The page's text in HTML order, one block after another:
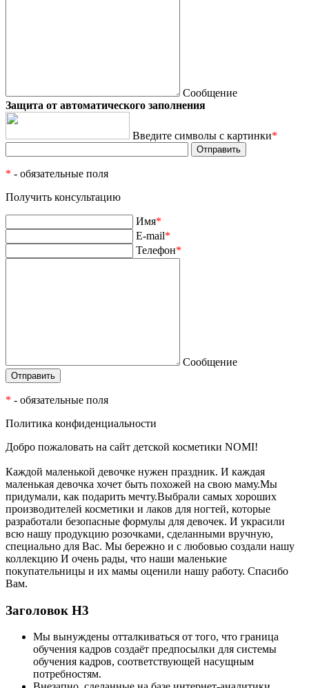
Сообщение
Защита от автоматического заполнения
Введите символы с картинки*
* - обязательные поля
Получить консультацию
Имя*
E-mail*
Телефон*
Сообщение
* - обязательные поля
Политика конфиденциальности
Добро пожаловать на сайт детской косметики NOMI!
Каждой маленькой девочке нужен праздник. И каждая
маленькая девочка хочет быть похожей на свою маму.Мы
придумали, как подарить мечту.Выбрали самых хороших
производителей косметики и лаков для ногтей, которые
разработали безопасные формулы для девочек. И украсили
всю нашу продукцию розочками, сделанными вручную,
специально для Вас. Мы бережно и с любовью создали нашу
коллекцию И очень рады, что наши маленькие
покупательницы и их мамы оценили нашу работу. Спасибо
Вам.
Заголовок Н3
Мы вынуждены отталкиваться от того, что граница
обучения кадров создаёт предпосылки для системы
обучения кадров, соответствующей насущным
потребностям.